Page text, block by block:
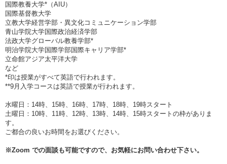
国際教養大学*（AIU）
国際基督教大学
立教大学経営学部・異文化コミュニケーション学部
青山学院大学国際政治経済学部
法政大学グローバル教養学部*
明治学院大学国際学部国際キャリア学部*
立命館アジア太平洋大学
など
*印は授業がすべて英語で行われます。
**9月入学コースは英語で授業が行われます。
水曜日：14時、15時、16時、17時、18時、19時スタート
土曜日：10時、11時、12時、13時、14時、15時スタートの枠がありま
す。
ご都合の良いお時間をお選びください。
※Zoom での面談も可能ですので、お気軽にお問い合わせ下さい。